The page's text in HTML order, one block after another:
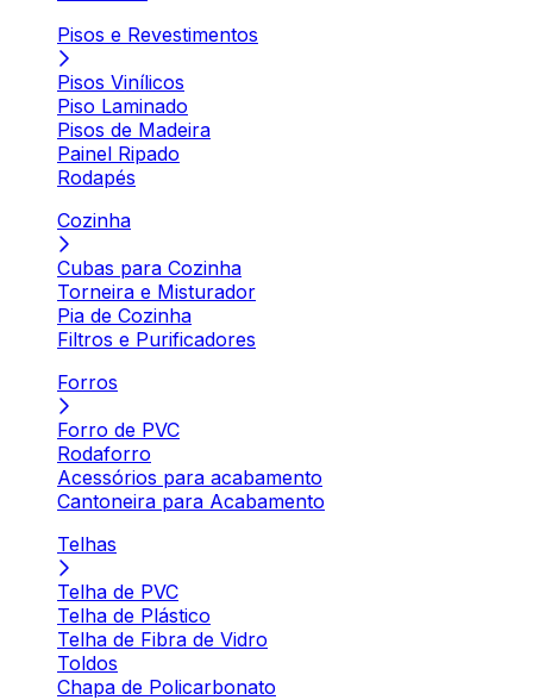
Pisos e Revestimentos
Pisos Vinílicos
Piso Laminado
Pisos de Madeira
Painel Ripado
Rodapés
Cozinha
Cubas para Cozinha
Torneira e Misturador
Pia de Cozinha
Filtros e Purificadores
Forros
Forro de PVC
Rodaforro
Acessórios para acabamento
Cantoneira para Acabamento
Telhas
Telha de PVC
Telha de Plástico
Telha de Fibra de Vidro
Toldos
Chapa de Policarbonato